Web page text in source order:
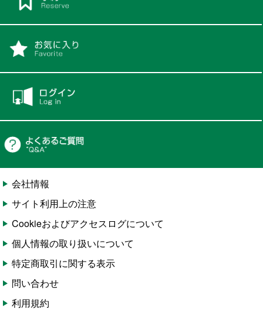
会社情報
サイト利用上の注意
Cookieおよびアクセスログについて
個人情報の取り扱いについて
特定商取引に関する表示
問い合わせ
利用規約